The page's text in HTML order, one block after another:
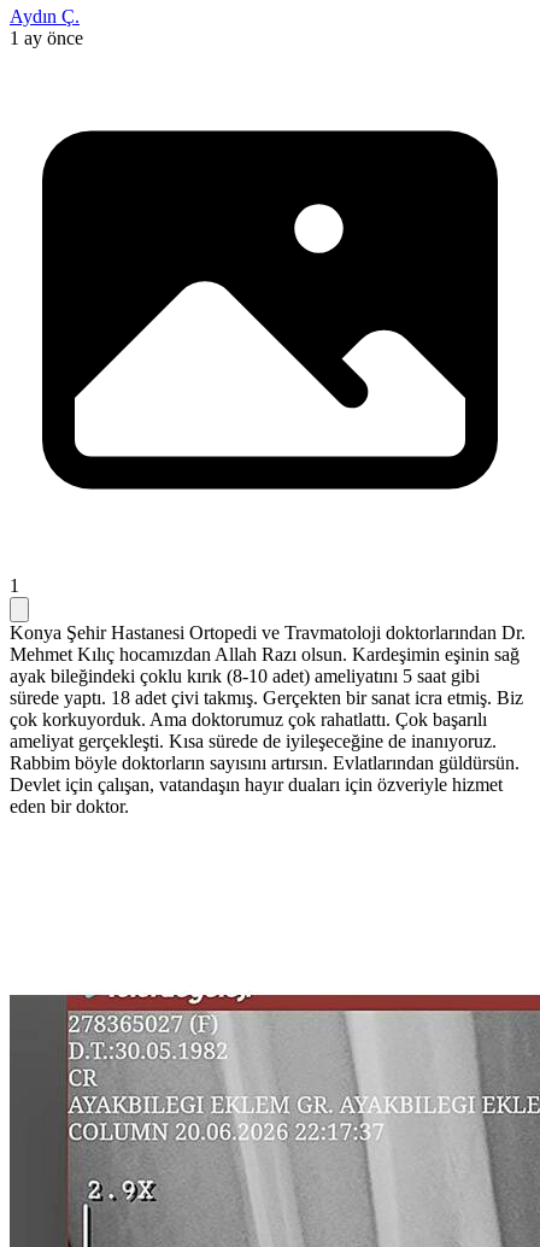
Aydın Ç.
1 ay önce
1
Konya Şehir Hastanesi Ortopedi ve Travmatoloji doktorlarından Dr.
Mehmet Kılıç hocamızdan Allah Razı olsun. Kardeşimin eşinin sağ
ayak bileğindeki çoklu kırık (8-10 adet) ameliyatını 5 saat gibi
sürede yaptı. 18 adet çivi takmış. Gerçekten bir sanat icra etmiş. Biz
çok korkuyorduk. Ama doktorumuz çok rahatlattı. Çok başarılı
ameliyat gerçekleşti. Kısa sürede de iyileşeceğine de inanıyoruz.
Rabbim böyle doktorların sayısını artırsın. Evlatlarından güldürsün.
Devlet için çalışan, vatandaşın hayır duaları için özveriyle hizmet
eden bir doktor.